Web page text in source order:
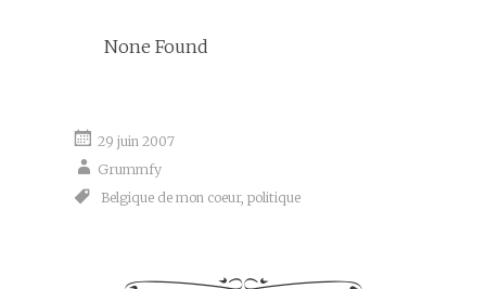
None Found
29 juin 2007
Grummfy
Belgique de mon coeur, politique